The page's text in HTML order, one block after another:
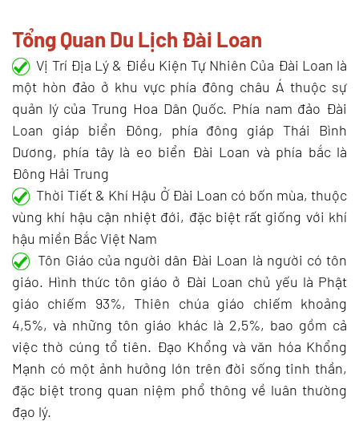
Tổng Quan Du Lịch Đài Loan
Vị Trí Địa Lý & Điều Kiện Tự Nhiên Của Đài Loan là
một hòn đảo ở khu vực phía đông châu Á thuộc sự
quản lý của Trung Hoa Dân Quốc. Phía nam đảo Đài
Loan giáp biển Đông, phía đông giáp Thái Bình
Dương, phía tây là eo biển Đài Loan và phía bắc là
Đông Hải Trung
Thời Tiết & Khí Hậu Ở Đài Loan có bốn mùa, thuộc
vùng khí hậu cận nhiệt đới, đặc biệt rất giống với khí
hậu miền Bắc Việt Nam
Tôn Giáo của người dân Đài Loan là người có tôn
giáo. Hình thức tôn giáo ở Đài Loan chủ yếu là Phật
giáo chiếm 93%, Thiên chúa giáo chiếm khoảng
4,5%, và những tôn giáo khác là 2,5%, bao gồm cả
việc thờ cúng tổ tiên. Đạo Khổng và văn hóa Khổng
Mạnh có một ảnh hưởng lớn trên đời sống tinh thần,
đặc biệt trong quan niệm phổ thông về luân thường
đạo lý.